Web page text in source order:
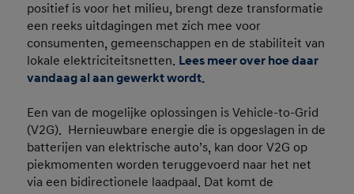
positief is voor het milieu, brengt deze transformatie
een reeks uitdagingen met zich mee voor
consumenten, gemeenschappen en de stabiliteit van
lokale elektriciteitsnetten. Lees meer over hoe daar
vandaag al aan gewerkt wordt.
Een van de mogelijke oplossingen is Vehicle-to-Grid
(V2G). Hernieuwbare energie die is opgeslagen in de
batterijen van elektrische auto’s, kan door V2G op
piekmomenten worden teruggevoerd naar het net
via een bidirectionele laadpaal. Dat komt de